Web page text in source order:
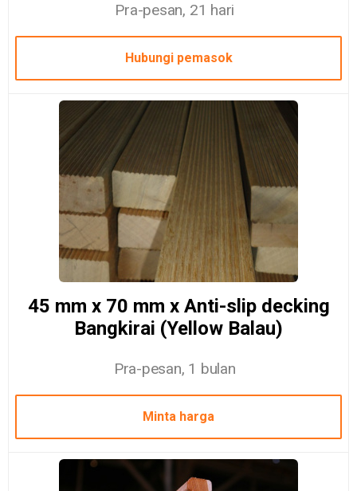
Pra-pesan, 21 hari
Hubungi pemasok
45 mm x 70 mm x Anti-slip decking
Bangkirai (Yellow Balau)
Pra-pesan, 1 bulan
Minta harga